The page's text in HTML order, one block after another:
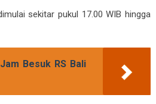
sekitar pukul 17.00 WIB hingga
Besuk RS Bali